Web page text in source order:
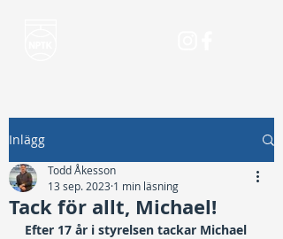
Inlägg
Tack för allt, Michael!
Todd Åkesson
13 sep. 2023 1 min läsning
Efter 17 år i styrelsen tackar Michael